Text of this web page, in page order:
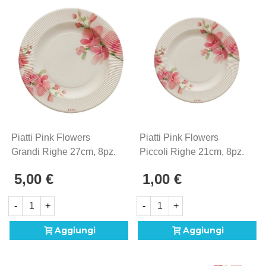
Piatti Pink Flowers
Grandi Righe 27cm, 8pz.
5,00 €
- +
Aggiungi
Piatti Pink Flowers
Piccoli Righe 21cm, 8pz.
1,00 €
- +
Aggiungi